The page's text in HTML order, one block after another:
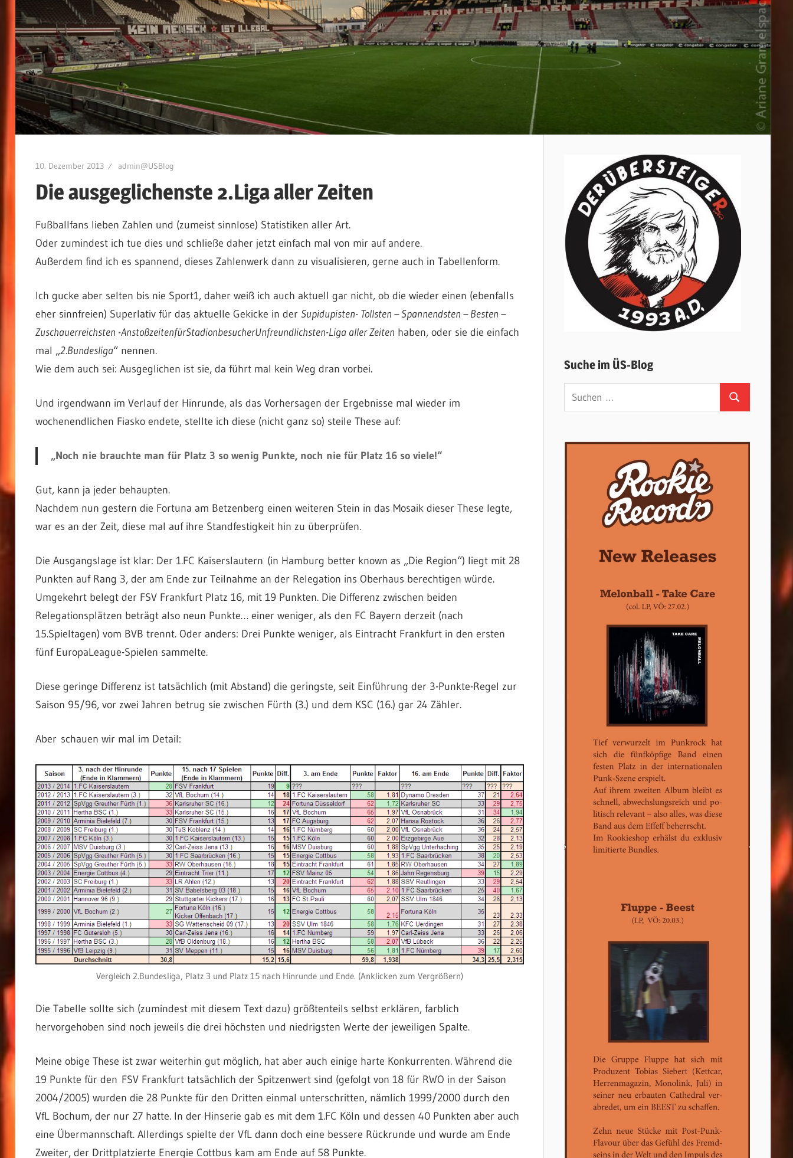
10. Dezember 2013 admin@USBlog
Die ausgeglichenste 2.Liga aller Zeiten
Fußballfans lieben Zahlen und (zumeist sinnlose) Statistiken aller Art.
Oder zumindest ich tue dies und schließe daher jetzt einfach mal von mir auf andere.
Außerdem find ich es spannend, dieses Zahlenwerk dann zu visualisieren, gerne auch in Tabellenform.
Ich gucke aber selten bis nie Sport1, daher weiß ich auch aktuell gar nicht, ob die wieder einen (ebenfalls
eher sinnfreien) Superlativ für das aktuelle Gekicke in der Supidupisten- Tollsten – Spannendsten – Besten –
Zuschauerreichsten -AnstoßzeitenfürStadionbesucherUnfreundlichsten-Liga aller Zeiten haben, oder sie die einfach
mal „2.Bundesliga“ nennen.
Wie dem auch sei: Ausgeglichen ist sie, da führt mal kein Weg dran vorbei.
Und irgendwann im Verlauf der Hinrunde, als das Vorhersagen der Ergebnisse mal wieder im
wochenendlichen Fiasko endete, stellte ich diese (nicht ganz so) steile These auf:
„Noch nie brauchte man für Platz 3 so wenig Punkte, noch nie für Platz 16 so viele!“
Gut, kann ja jeder behaupten.
Nachdem nun gestern die Fortuna am Betzenberg einen weiteren Stein in das Mosaik dieser These legte,
war es an der Zeit, diese mal auf ihre Standfestigkeit hin zu überprüfen.
Die Ausgangslage ist klar: Der 1.FC Kaiserslautern (in Hamburg better known as „Die Region“) liegt mit 28
Punkten auf Rang 3, der am Ende zur Teilnahme an der Relegation ins Oberhaus berechtigen würde.
Umgekehrt belegt der FSV Frankfurt Platz 16, mit 19 Punkten. Die Differenz zwischen beiden
Relegationsplätzen beträgt also neun Punkte… einer weniger, als den FC Bayern derzeit (nach
15.Spieltagen) vom BVB trennt. Oder anders: Drei Punkte weniger, als Eintracht Frankfurt in den ersten
fünf EuropaLeague-Spielen sammelte.
Diese geringe Differenz ist tatsächlich (mit Abstand) die geringste, seit Einführung der 3-Punkte-Regel zur
Saison 95/96, vor zwei Jahren betrug sie zwischen Fürth (3.) und dem KSC (16.) gar 24 Zähler.
Aber schauen wir mal im Detail:
Vergleich 2.Bundesliga, Platz 3 und Platz 15 nach Hinrunde und Ende. (Anklicken zum Vergrößern)
Die Tabelle sollte sich (zumindest mit diesem Text dazu) größtenteils selbst erklären, farblich
hervorgehoben sind noch jeweils die drei höchsten und niedrigsten Werte der jeweiligen Spalte.
Meine obige These ist zwar weiterhin gut möglich, hat aber auch einige harte Konkurrenten. Während die
19 Punkte für den FSV Frankfurt tatsächlich der Spitzenwert sind (gefolgt von 18 für RWO in der Saison
2004/2005) wurden die 28 Punkte für den Dritten einmal unterschritten, nämlich 1999/2000 durch den
VfL Bochum, der nur 27 hatte. In der Hinserie gab es mit dem 1.FC Köln und dessen 40 Punkten aber auch
eine Übermannschaft. Allerdings spielte der VfL dann doch eine bessere Rückrunde und wurde am Ende
Zweiter, der Drittplatzierte Energie Cottbus kam am Ende auf 58 Punkte.
Suche im ÜS-Blog
Suchen
nach:
Suchen